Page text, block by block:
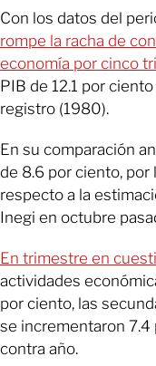
Con los datos del
rompe la racha de
economía por cinco
PIB de 12.1 por
registro (1980).
En su comparación
de 8.6 por ciento, por
respecto a la
Inegi en octubre
En trimestre en
actividades
por ciento, las
se incrementaron 7.4
contra año.